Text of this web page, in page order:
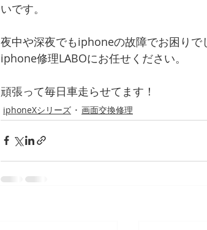
いです。
夜中や深夜でもiphoneの故障でお困りで
iphone修理LABOにお任せください。
頑張って毎日車走らせてます！
iphoneXシリーズ 画面交換修理